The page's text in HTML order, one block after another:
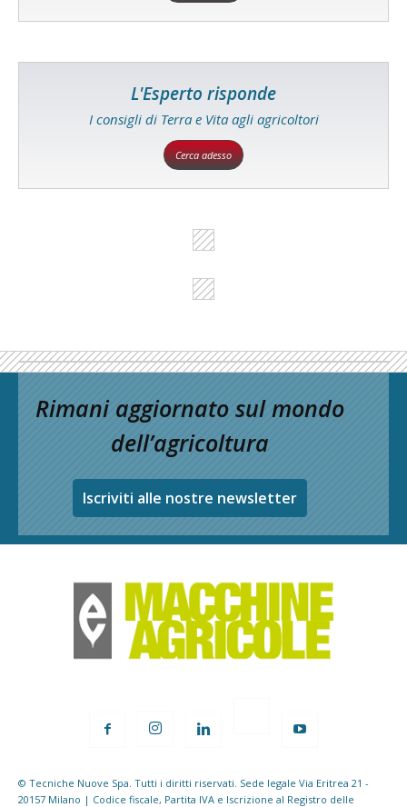
L'Esperto risponde
I consigli di Terra e Vita agli agricoltori
Cerca adesso
Rimani aggiornato sul mondo
dell’agricoltura
Iscriviti alle nostre newsletter
© Tecniche Nuove Spa. Tutti i diritti riservati. Sede legale Via Eritrea 21 -
20157 Milano | Codice fiscale, Partita IVA e Iscrizione al Registro delle